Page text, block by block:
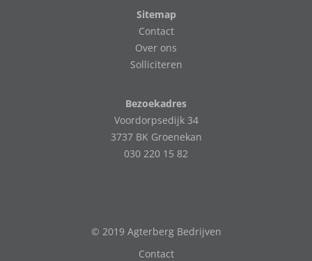
Sitemap
Contact
Over ons
Solliciteren
Bezoekadres
Voordorpsedijk 34
3737 BK Groenekan
030 220 15 82
© 2019 Agterberg Bedrijven
Contact